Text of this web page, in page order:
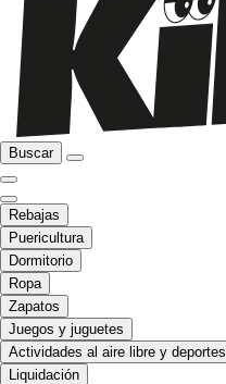
Buscar
Rebajas
Puericultura
Dormitorio
Ropa
Zapatos
Juegos y juguetes
Actividades al aire libre y deportes
Liquidación